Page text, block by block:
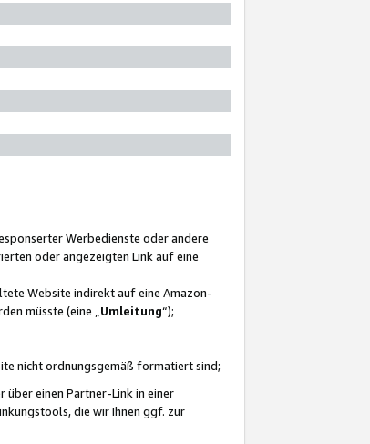
Werbedienste oder andere
oder angezeigten Link auf eine
Website indirekt auf eine Amazon-
müsste (eine „ Umleitung“);
nicht ordnungsgemäß formatiert sind;
über einen Partner-Link in einer
die wir Ihnen ggf. zur